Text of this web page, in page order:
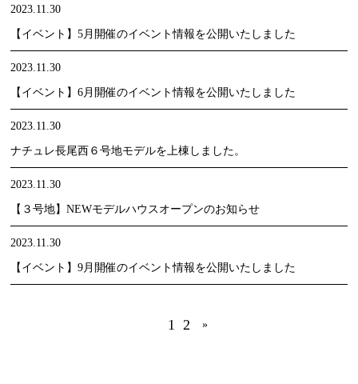
2023.11.30
【イベント】5月開催のイベント情報を公開いたしました
2023.11.30
【イベント】6月開催のイベント情報を公開いたしました
2023.11.30
ナチュレ長尾西６号地モデルを上棟しました。
2023.11.30
【３号地】NEWモデルハウスオープンのお知らせ
2023.11.30
【イベント】9月開催のイベント情報を公開いたしました
1 2 »